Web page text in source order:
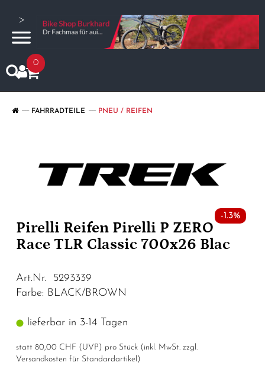
>
0
FAHRRADTEILE PNEU / REIFEN
-1.3%
Pirelli Reifen Pirelli P ZERO
Race TLR Classic 700x26 Blac
Art.Nr. 5293339
Farbe: BLACK/BROWN
lieferbar in 3-14 Tagen
statt 80,00 CHF ( UVP ) pro Stück (inkl. MwSt. zzgl.
Versandkosten für Standardartikel )